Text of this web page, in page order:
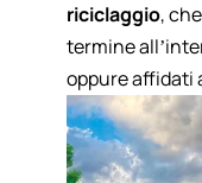
riciclaggio,
termine
oppure affidati